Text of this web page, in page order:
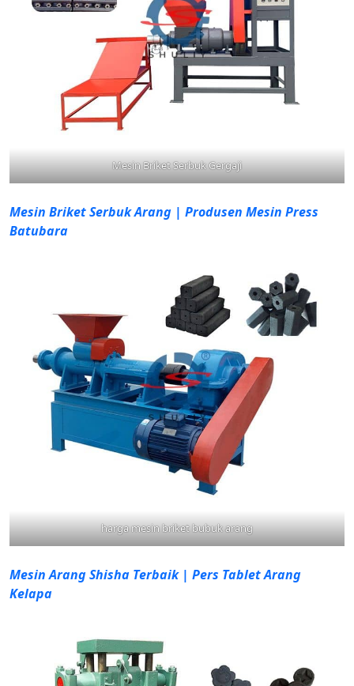
Mesin Briket Serbuk Gergaji
Mesin Briket Serbuk Arang | Produsen Mesin Press
Batubara
harga mesin briket bubuk arang
Mesin Arang Shisha Terbaik | Pers Tablet Arang
Kelapa